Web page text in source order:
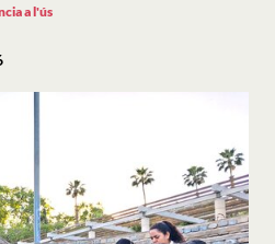
a l'ús